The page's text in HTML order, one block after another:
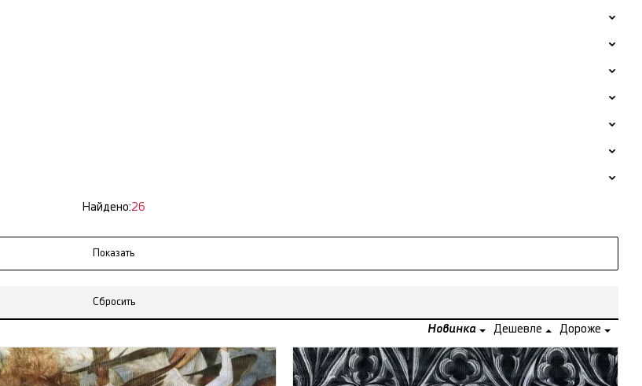
Найдено:26
Сбросить
Новинка Дешевле Дороже